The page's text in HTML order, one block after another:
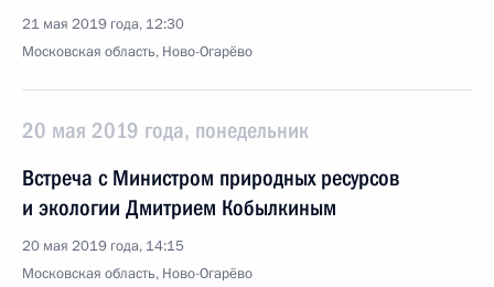
21 мая 2019 года, 12:30
Московская область, Ново-Огарёво
20 мая 2019 года, понедельник
Встреча с Министром природных ресурсов
и экологии Дмитрием Кобылкиным
20 мая 2019 года, 14:15
Московская область, Ново-Огарёво